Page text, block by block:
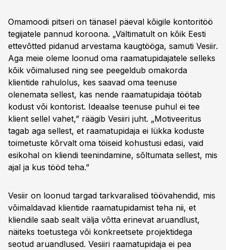
Omamoodi pitseri on tänasel päeval kõigile kontoritöö
tegijatele pannud koroona. „Vältimatult on kõik Eesti
ettevõtted pidanud arvestama kaugtööga, samuti Vesiir.
Aga meie oleme loonud oma raamatupidajatele selleks
kõik võimalused ning see peegeldub omakorda
klientide rahulolus, kes saavad oma teenuse
olenemata sellest, kas nende raamatupidaja töötab
kodust või kontorist. Ideaalse teenuse puhul ei tee
klient sellel vahet,” räägib Vesiiri juht. „Motiveeritus
tagab aga sellest, et raamatupidaja ei lükka koduste
toimetuste kõrvalt oma töiseid kohustusi edasi, vaid
esikohal on kliendi teenindamine, sõltumata sellest, mis
ajal ja kus tööd teha.”
Vesiir on loonud targad tarkvaralised töövahendid, mis
võimaldavad klientide raamatupidamist teha nii, et
kliendile saab sealt välja võtta erinevat aruandlust,
näiteks toetustega või konkreetsete projektidega
seotud aruandlused. Vesiiri raamatupidaja ei pea